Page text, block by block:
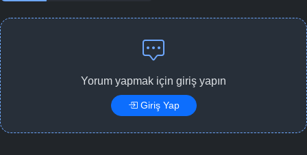
Yorum yapmak için giriş yapın
Giriş Yap